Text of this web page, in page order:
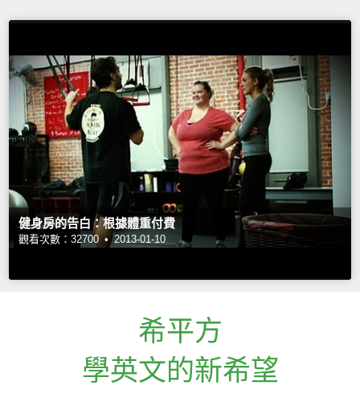
健身房的告白：根據體重付費
觀看次數：32700 • 2013-01-10
希平方
學英文的新希望